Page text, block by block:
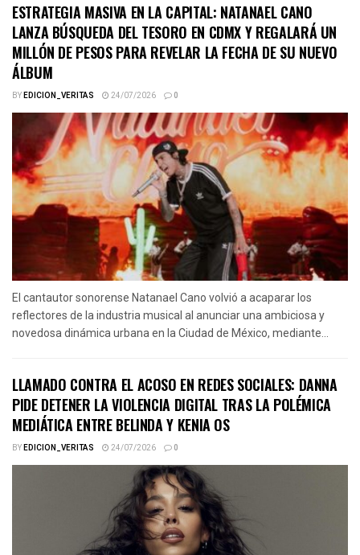
ESTRATEGIA MASIVA EN LA CAPITAL: NATANAEL CANO
LANZA BÚSQUEDA DEL TESORO EN CDMX Y REGALARÁ UN
MILLÓN DE PESOS PARA REVELAR LA FECHA DE SU NUEVO
ÁLBUM
BYEDICION_VERITAS 24/07/2026 0
El cantautor sonorense Natanael Cano volvió a acaparar los
reflectores de la industria musical al anunciar una ambiciosa y
novedosa dinámica urbana en la Ciudad de México, mediante...
LLAMADO CONTRA EL ACOSO EN REDES SOCIALES: DANNA
PIDE DETENER LA VIOLENCIA DIGITAL TRAS LA POLÉMICA
MEDIÁTICA ENTRE BELINDA Y KENIA OS
BYEDICION_VERITAS 24/07/2026 0